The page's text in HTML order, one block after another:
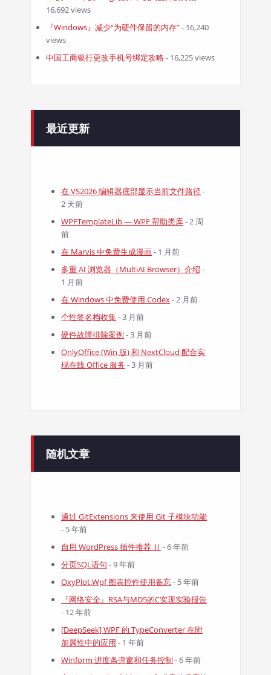
16,692 views
『Windows』减少“为硬件保留的内存”- 16,240
views
中国工商银行更改手机号绑定攻略 - 16,225 views
最近更新
在 VS2026 编辑器底部显示当前文件路径-
2 天前
WPFTemplateLib — WPF 帮助类库- 2 周
前
在 Marvis 中免费生成漫画- 1 月前
多重 AI 浏览器（MultiAI Browser）介绍 -
1 月前
在 Windows 中免费使用 Codex- 2 月前
个性签名档收集- 3 月前
硬件故障排除案例 - 3 月前
OnlyOffice (Win 版) 和 NextCloud 配合实
现在线 Office 服务 - 3 月前
随机文章
通过 GitExtensions 来使用 Git 子模块功能
- 5 年前
自用 WordPress 插件推荐 Ⅱ - 6 年前
分页SQL语句 - 9 年前
OxyPlot.Wpf 图表控件使用备忘- 5 年前
『网络安全』RSA与MD5的C实现实验报告
- 12 年前
[DeepSeek] WPF 的 TypeConverter 在附
加属性中的应用 - 1 年前
Winform 进度条弹窗和任务控制 - 6 年前